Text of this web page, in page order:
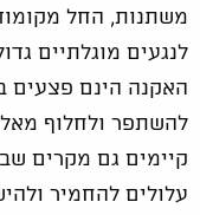
משתנות, החל
לנגעים מוגלתיים
האקנה הינם פצעים
להשתפר ולחלוף
קיימים גם מקרים
עלולים להחמיר